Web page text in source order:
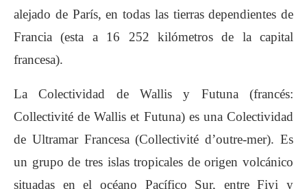
alejado de París, en todas las tierras dependientes de
Francia (esta a 16 252 kilómetros de la capital
francesa).
La Colectividad de Wallis y Futuna (francés:
Collectivité de Wallis et Futuna) es una Colectividad
de Ultramar Francesa (Collectivité d’outre-mer). Es
un grupo de tres islas tropicales de origen volcánico
situadas en el océano Pacífico Sur, entre Fiyi y